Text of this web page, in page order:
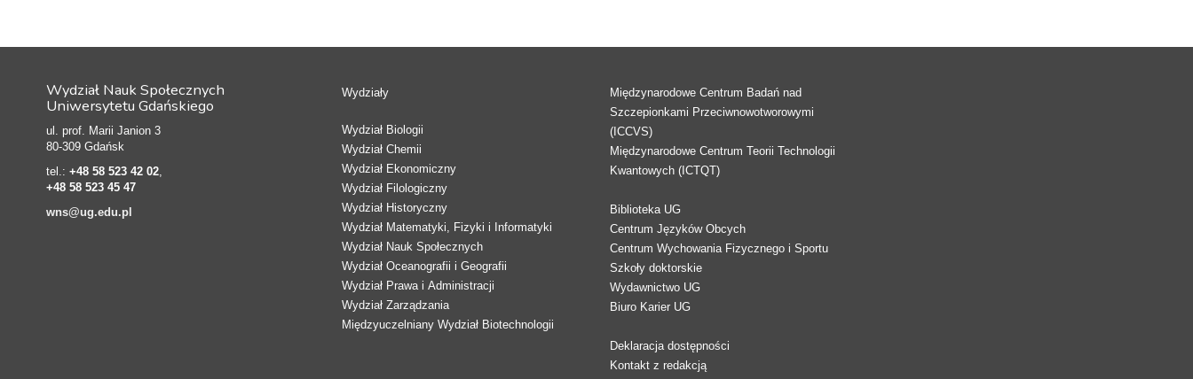
Wydział Nauk Społecznych
Uniwersytetu Gdańskiego
ul. prof. Marii Janion 3
80-309 Gdańsk
tel.: +48 58 523 42 02
+48 58 523 45 47
wns@ug.edu.pl
Wydziały
Wydział Biologii
Wydział Chemii
Wydział Ekonomiczny
Wydział Filologiczny
Wydział Historyczny
Wydział Matematyki, Fizyki i Informatyki
Wydział Nauk Społecznych
Wydział Oceanografii i Geografii
Wydział Prawa i Administracji
Wydział Zarządzania
Międzyuczelniany Wydział Biotechnologii
Międzynarodowe Centrum Badań nad
Szczepionkami Przeciwnowotworowymi
(ICCVS)
Międzynarodowe Centrum Teorii Technologii
Kwantowych (ICTQT)
Biblioteka UG
Centrum Języków Obcych
Centrum Wychowania Fizycznego i Sportu
Szkoły doktorskie
Wydawnictwo UG
Biuro Karier UG
Deklaracja dostępności
Kontakt z redakcją